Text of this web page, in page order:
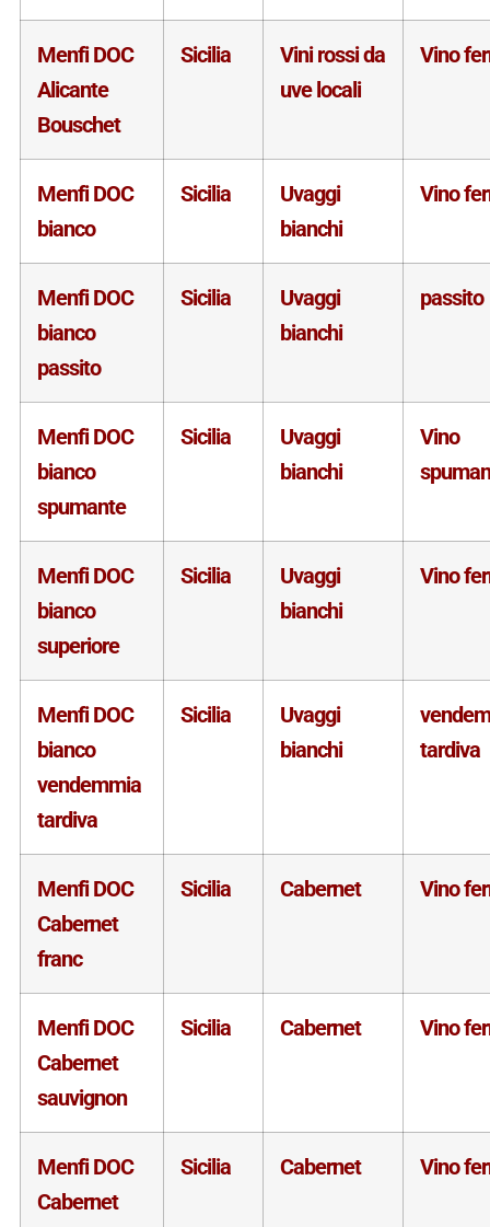
Menfi DOC
Alicante
Bouschet
Sicilia
Vini rossi da
uve locali
Vino
Menfi DOC
bianco
Sicilia
Uvaggi
bianchi
Vino
Menfi DOC
bianco
passito
Sicilia
Uvaggi
bianchi
passito
Menfi DOC
bianco
spumante
Sicilia
Uvaggi
bianchi
Vino
Menfi DOC
bianco
superiore
Sicilia
Uvaggi
bianchi
Vino
Menfi DOC
bianco
vendemmia
tardiva
Sicilia
Uvaggi
bianchi
tardiva
Menfi DOC
Cabernet
franc
Sicilia Cabernet Vino
Menfi DOC
Cabernet
sauvignon
Sicilia Cabernet Vino
Menfi DOC
Cabernet
Sicilia Cabernet Vino